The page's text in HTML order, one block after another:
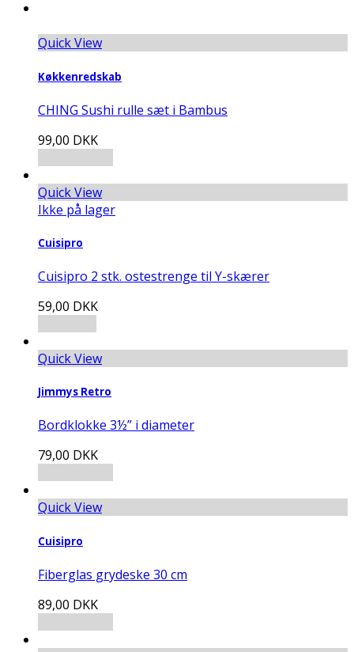
Quick View
Køkkenredskab
CHING Sushi rulle sæt i Bambus
99,00 DKK
Quick View
Ikke på lager
Cuisipro
Cuisipro 2 stk. ostestrenge til Y-skærer
59,00 DKK
Quick View
Jimmys Retro
Bordklokke 3½” i diameter
79,00 DKK
Quick View
Cuisipro
Fiberglas grydeske 30 cm
89,00 DKK